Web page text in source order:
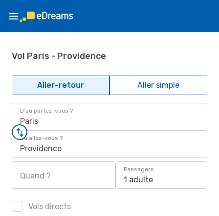
Vol Paris - Providence
Aller-retour Aller simple
D'où partez-vous ?
Paris
Où allez-vous ?
Providence
Quand ?
Passagers
1 adulte
Vols directs